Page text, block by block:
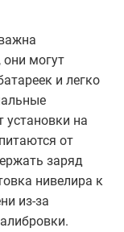
они могут
и легко
установки на
от
заряд
нивелира к
из-за